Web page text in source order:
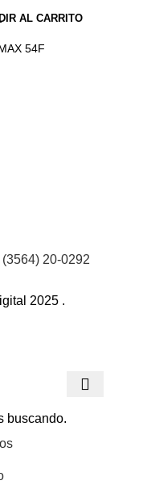
AL CARRITO
54F
20-0292
2025 .
buscando.